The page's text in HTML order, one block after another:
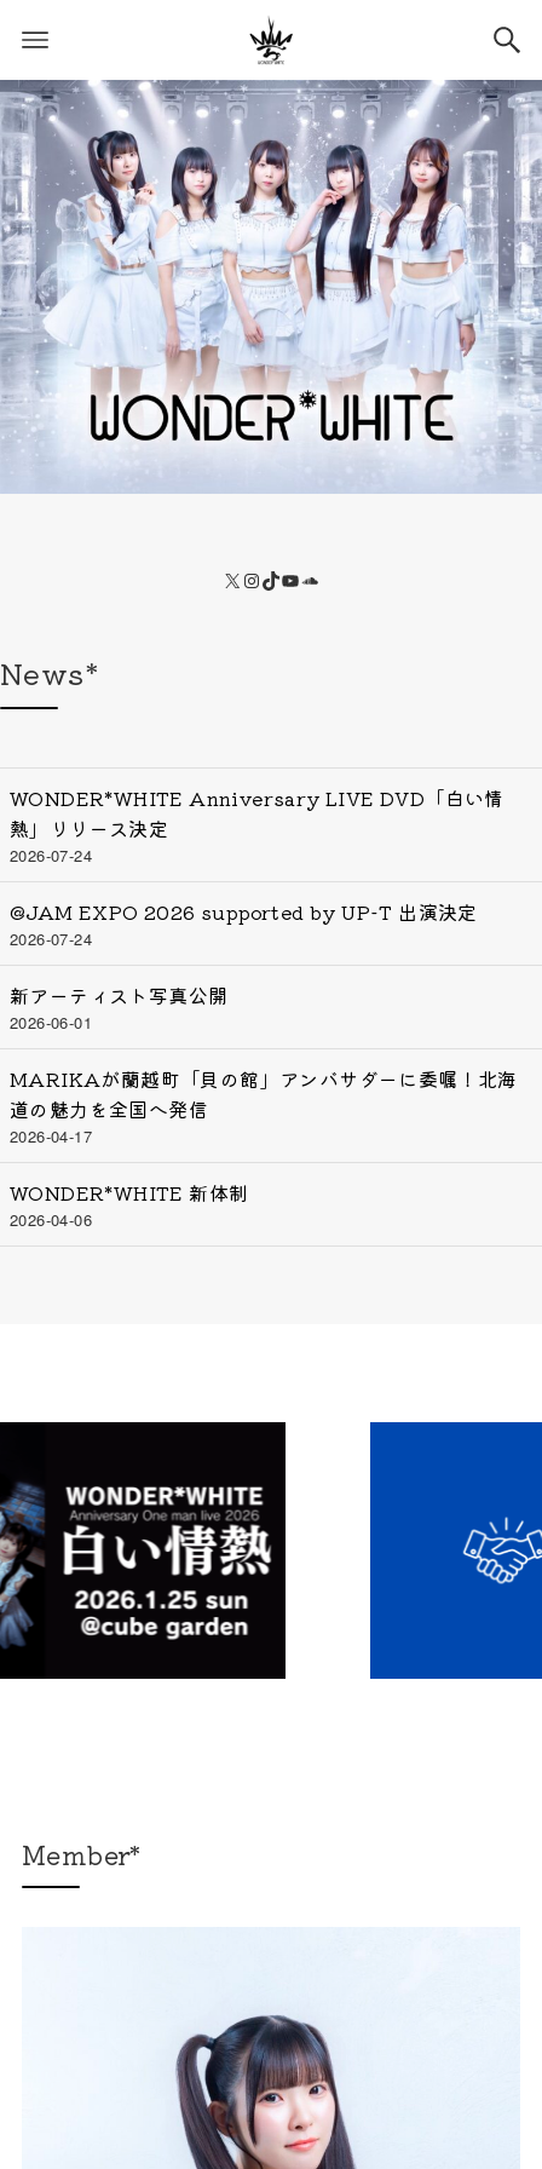
X Instagram
TikTok
YouTube
SoundCloud
News*
WONDER*WHITE Anniversary LIVE DVD「白い情
熱」リリース決定
2026-07-24
@JAM EXPO 2026 supported by UP-T 出演決定
2026-07-24
新アーティスト写真公開
2026-06-01
MARIKAが蘭越町「貝の館」アンバサダーに委嘱！北海
道の魅力を全国へ発信
2026-04-17
WONDER*WHITE 新体制
2026-04-06
Member*